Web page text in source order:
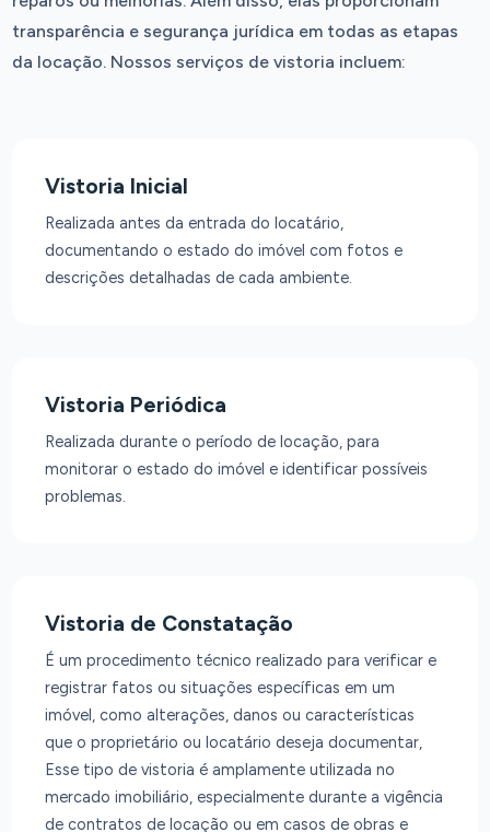
transparência e segurança jurídica em todas as etapas
da locação. Nossos serviços de vistoria incluem:
Vistoria Inicial
Realizada antes da entrada do locatário,
documentando o estado do imóvel com fotos e
descrições detalhadas de cada ambiente.
Vistoria Periódica
Realizada durante o período de locação, para
monitorar o estado do imóvel e identificar possíveis
problemas.
Vistoria de Constatação
É um procedimento técnico realizado para verificar e
registrar fatos ou situações específicas em um
imóvel, como alterações, danos ou características
que o proprietário ou locatário deseja documentar,
Esse tipo de vistoria é amplamente utilizada no
mercado imobiliário, especialmente durante a vigência
de contratos de locação ou em casos de obras e